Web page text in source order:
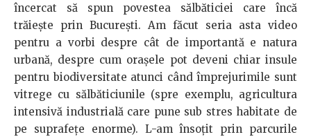
încercat să spun povestea sălbăticiei care încă
trăiește prin București. Am făcut seria asta video
pentru a vorbi despre cât de importantă e natura
urbană, despre cum orașele pot deveni chiar insule
pentru biodiversitate atunci când împrejurimile sunt
vitrege cu sălbăticiunile (spre exemplu, agricultura
intensivă industrială care pune sub stres habitate de
pe suprafețe enorme). L-am însoțit prin parcurile